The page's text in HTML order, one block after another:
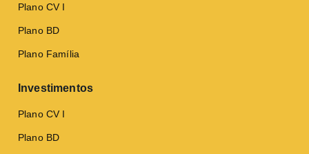
Plano CV I
Plano BD
Plano Família
Investimentos
Plano CV I
Plano BD